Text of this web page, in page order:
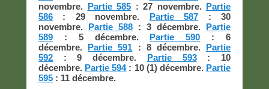
novembre. Partie 585 : 27 novembre. Partie
586 : 29 novembre. Partie 587 : 30
novembre. Partie 588 : 3 décembre. Partie
589 : 5 décembre. Partie 590 : 6
décembre. Partie 591 : 8 décembre. Partie
592 : 9 décembre. Partie 593: 10
décembre. Partie 594: 10 (1) décembre. Partie
595 : 11 décembre.